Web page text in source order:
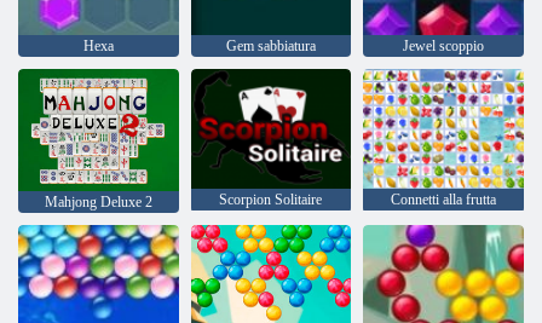
Hexa Gem sabbiatura Jewel scoppio
Mahjong Deluxe 2 Scorpion Solitaire Connetti alla frutta